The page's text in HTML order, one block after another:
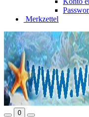
Merkzettel
0